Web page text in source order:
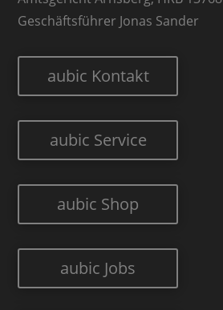
Geschäftsführer Jonas Sander
aubic Kontakt
aubic Service
aubic Shop
aubic Jobs